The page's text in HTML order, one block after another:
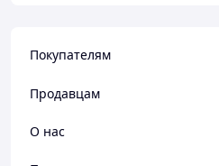
Покупателям
Продавцам
О нас